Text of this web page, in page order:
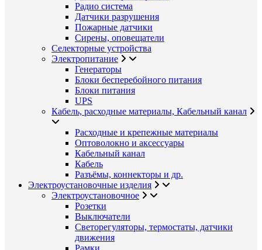
Радио система
Датчики разрушения
Пожарные датчики
Сирены, оповещатели
Селекторные устройства
Электропитание
Генераторы
Блоки бесперебойного питания
Блоки питания
UPS
Кабель, расходные материалы, Кабельный канал
Расходные и крепежные материалы
Оптоволокно и аксессуары
Кабельный канал
Кабель
Разъёмы, коннекторы и др.
Электроустановочные изделия
Электроустановочное
Розетки
Выключатели
Светорегуляторы, термостаты, датчики
движения
Рамки